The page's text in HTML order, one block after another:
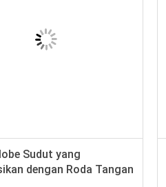
Sudut yang
dengan Roda Tangan